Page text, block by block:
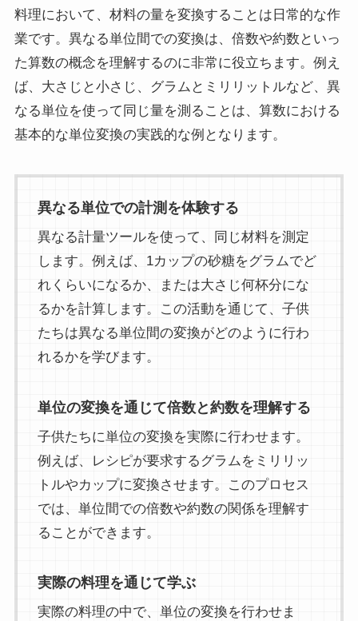
料理において、材料の量を変換することは日常的な作
業です。異なる単位間での変換は、倍数や約数といっ
た算数の概念を理解するのに非常に役立ちます。例え
ば、大さじと小さじ、グラムとミリリットルなど、異
なる単位を使って同じ量を測ることは、算数における
基本的な単位変換の実践的な例となります。
異なる単位での計測を体験する
異なる計量ツールを使って、同じ材料を測定
します。例えば、1カップの砂糖をグラムでど
れくらいになるか、または大さじ何杯分にな
るかを計算します。この活動を通じて、子供
たちは異なる単位間の変換がどのように行わ
れるかを学びます。
単位の変換を通じて倍数と約数を理解する
子供たちに単位の変換を実際に行わせます。
例えば、レシピが要求するグラムをミリリッ
トルやカップに変換させます。このプロセス
では、単位間での倍数や約数の関係を理解す
ることができます。
実際の料理を通じて学ぶ
実際の料理の中で、単位の変換を行わせま